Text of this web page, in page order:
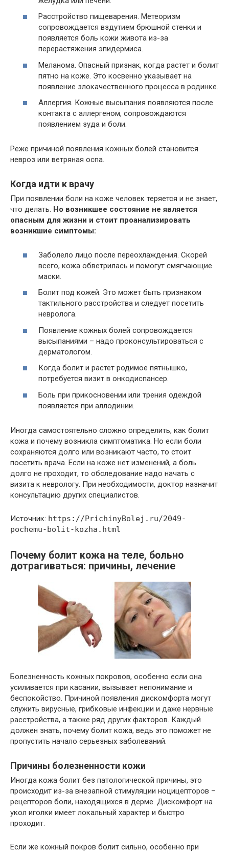
Расстройство пищеварения. Метеоризм
сопровождается вздутием брюшной стенки и
появляется боль кожи живота из-за
перерастяжения эпидермиса.
Меланома. Опасный признак, когда растет и болит
пятно на коже. Это косвенно указывает на
появление злокачественного процесса в родинке.
Аллергия. Кожные высыпания появляются после
контакта с аллергеном, сопровождаются
появлением зуда и боли.
Реже причиной появления кожных болей становится
невроз или ветряная оспа.
Когда идти к врачу
При появлении боли на коже человек теряется и не знает,
что делать. Но возникшее состояние не является
опасным для жизни и стоит проанализировать
возникшие симптомы:
Заболело лицо после переохлаждения. Скорей
всего, кожа обветрилась и помогут смягчающие
маски.
Болит под кожей. Это может быть признаком
тактильного расстройства и следует посетить
невролога.
Появление кожных болей сопровождается
высыпаниями – надо проконсультироваться с
дерматологом.
Когда болит и растет родимое пятнышко,
потребуется визит в онкодиспансер.
Боль при прикосновении или трения одеждой
появляется при аллодинии.
Иногда самостоятельно сложно определить, как болит
кожа и почему возникла симптоматика. Но если боли
сохраняются долго или возникают часто, то стоит
посетить врача. Если на коже нет изменений, а боль
долго не проходит, то обследование надо начать с
визита к неврологу. При необходимости, доктор назначит
консультацию других специалистов.
Источник: https://PrichinyBolej.ru/2049-
pochemu-bolit-kozha.html
Почему болит кожа на теле, больно
дотрагиваться: причины, лечение
Болезненность кожных покровов, особенно если она
усиливается при касании, вызывает непонимание и
беспокойство. Причиной появления дискомфорта могут
служить вирусные, грибковые инфекции и даже нервные
расстройства, а также ряд других факторов. Каждый
должен знать, почему болит кожа, ведь это поможет не
пропустить начало серьезных заболеваний.
Причины болезненности кожи
Иногда кожа болит без патологической причины, это
происходит из-за внезапной стимуляции ноцицепторов –
рецепторов боли, находящихся в дерме. Дискомфорт на
укол иголки имеет локальный характер и быстро
проходит.
Если же кожный покров болит сильно, особенно при